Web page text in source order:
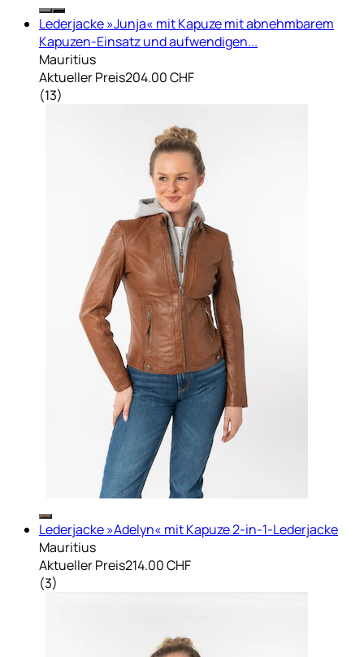
Lederjacke »Junja« mit Kapuze mit abnehmbarem
Kapuzen-Einsatz und aufwendigen...
Mauritius
Aktueller Preis204.00 CHF
(13)
Lederjacke »Adelyn« mit Kapuze 2-in-1-Lederjacke
Mauritius
Aktueller Preis214.00 CHF
(3)